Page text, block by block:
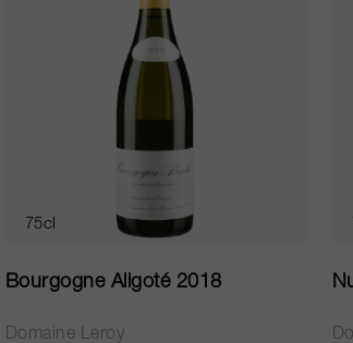
75cl
Bourgogne Aligoté 2018
Domaine Leroy